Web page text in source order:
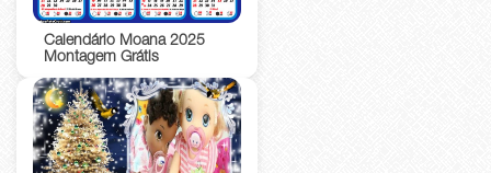
Calendário Moana 2025
Montagem Grátis